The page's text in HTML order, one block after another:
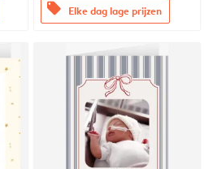
offers Elke dag lage prijzen